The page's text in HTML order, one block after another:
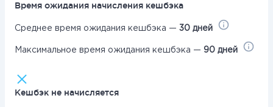
Время ожидания начисления кешбэка
Среднее время ожидания кешбэка — 30 дней
Максимальное время ожидания кешбэка — 90 дней
Кешбэк не начисляется